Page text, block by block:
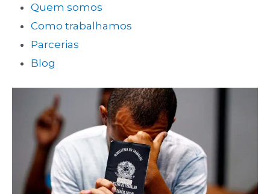
Quem somos
Como trabalhamos
Parcerias
Blog